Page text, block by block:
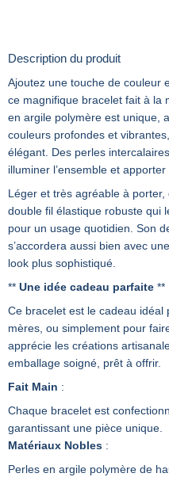
Description du produit
Ajoutez une touche de couleur
ce magnifique bracelet fait à la
en argile polymère est unique,
couleurs profondes et
élégant. Des perles
illuminer l’ensemble et
Léger et très agréable à
double fil élastique robuste qui
pour un usage quotidien. Son
s’accordera aussi bien avec
look plus sophistiqué.
** Une idée cadeau parfaite **
Ce bracelet est le cadeau
mères, ou simplement pour
apprécie les créations
emballage soigné, prêt à offrir.
Fait Main :
Chaque bracelet est
garantissant une pièce unique.
Matériaux Nobles :
Perles en argile polymère de